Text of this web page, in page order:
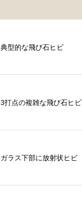
典型的な飛び石ヒビ
3打点の複雑な飛び石ヒビ
ガラス下部に放射状ヒビ